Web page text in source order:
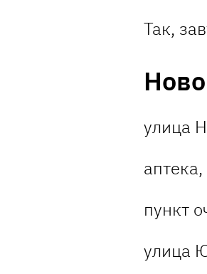
Так,
улица
пункт
улица